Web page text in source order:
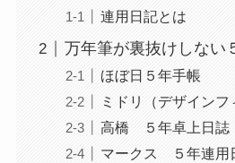
連用日記とは
万年筆が裏抜けしない
ほぼ日５年手帳
ミドリ（デザイン
高橋 ５年卓上日誌
マークス ５年連用